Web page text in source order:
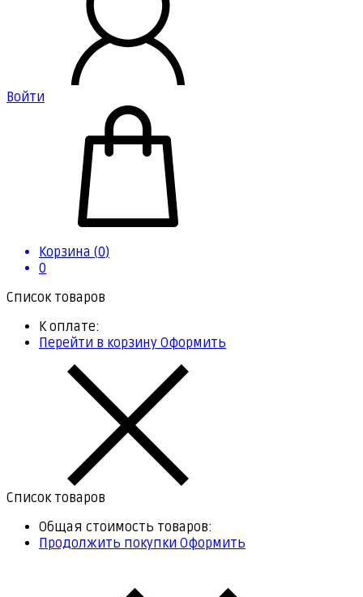
Войти
Корзина (0)
0
Список товаров
К оплате:
Перейти в корзину Оформить
Список товаров
Общая стоимость товаров:
Продолжить покупки Оформить